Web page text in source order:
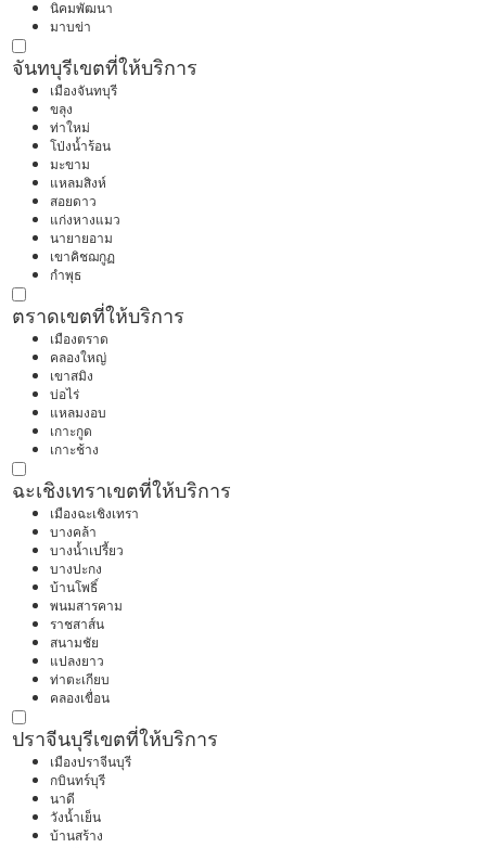
นิคมพัฒนา
มาบข่า
จันทบุรีเขตที่ให้บริการ
เมืองจันทบุรี
ขลุง
ท่าใหม่
โป่งน้ำร้อน
มะขาม
แหลมสิงห์
สอยดาว
แก่งหางแมว
นายายอาม
เขาคิชฌกูฏ
กำพุธ
ตราดเขตที่ให้บริการ
เมืองตราด
คลองใหญ่
เขาสมิง
บ่อไร่
แหลมงอบ
เกาะกูด
เกาะช้าง
ฉะเชิงเทราเขตที่ให้บริการ
เมืองฉะเชิงเทรา
บางคล้า
บางน้ำเปรี้ยว
บางปะกง
บ้านโพธิ์
พนมสารคาม
ราชสาส์น
สนามชัย
แปลงยาว
ท่าตะเกียบ
คลองเขื่อน
ปราจีนบุรีเขตที่ให้บริการ
เมืองปราจีนบุรี
กบินทร์บุรี
นาดี
วังน้ำเย็น
บ้านสร้าง